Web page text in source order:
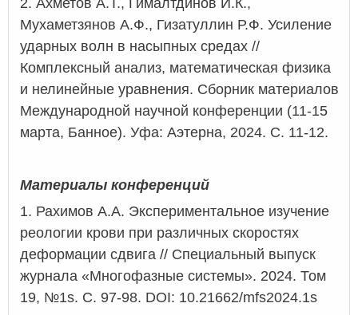
2. Ахметов А.Т., Гималтдинов И.К.,
Мухаметзянов А.Ф., Гизатуллин Р.Ф. Усиление
ударных волн в насыпных средах //
Комплексный анализ, математическая физика
и нелинейные уравнения. Сборник материалов
Международной научной конференции (11-15
марта, Банное). Уфа: Аэтерна, 2024. С. 11-12.
Материалы конференций
1. Рахимов А.А. Экспериментальное изучение
реологии крови при различных скоростях
деформации сдвига // Специальный выпуск
журнала «Многофазные системы». 2024. Том
19, №1s. С. 97-98. DOI: 10.21662/mfs2024.1s